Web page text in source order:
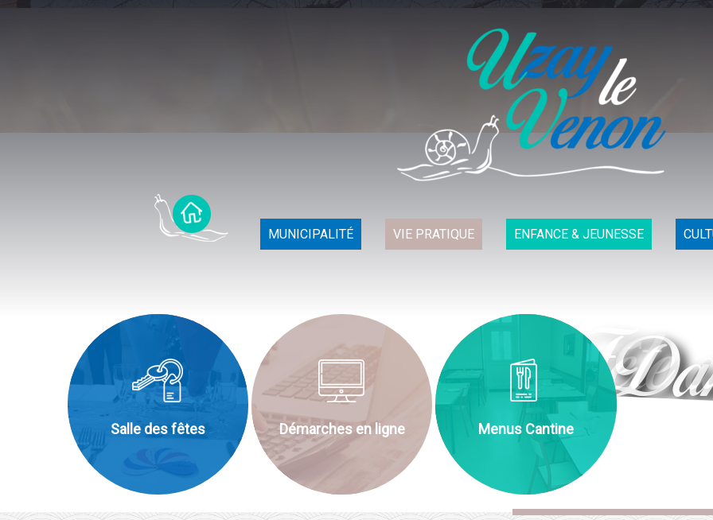
MUNICIPALITÉ VIE PRATIQUE ENFANCE & JEUNESSE
Fête
Salle des fêtes Démarches en ligne Menus Cantine